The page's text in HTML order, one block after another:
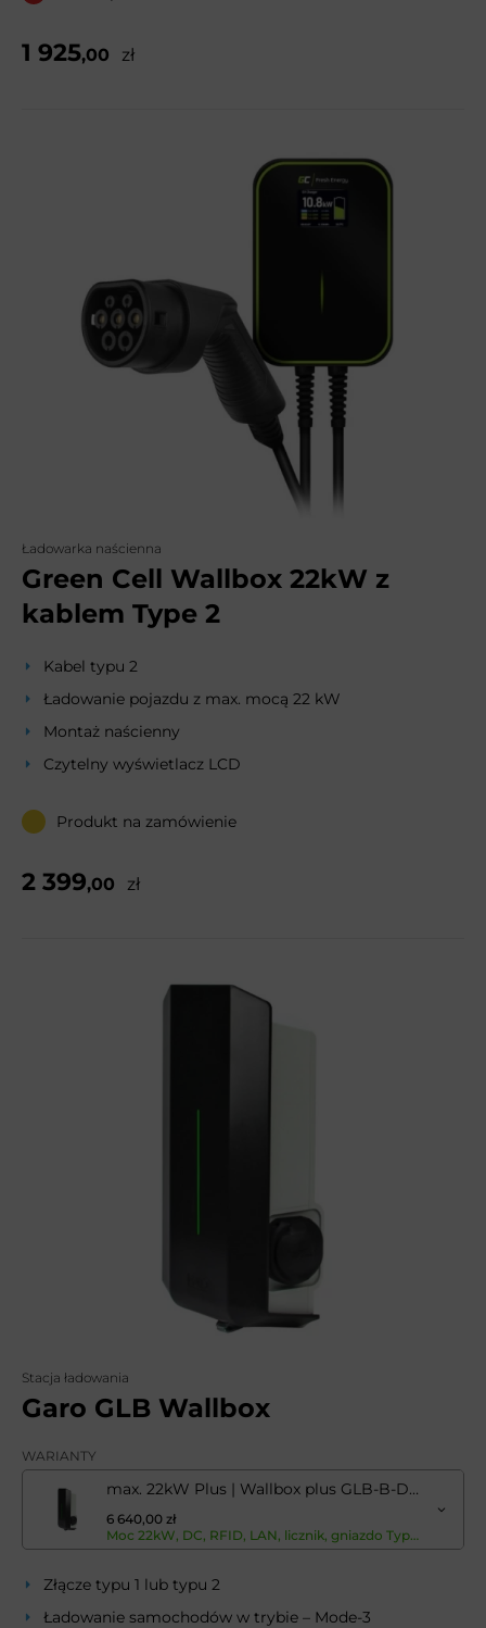
1 925,00 zł
Ładowarka naścienna
Green Cell Wallbox 22kW z
kablem Type 2
Kabel typu 2
Ładowanie pojazdu z max. mocą 22 kW
Montaż naścienny
Czytelny wyświetlacz LCD
Produkt na zamówienie
2 399,00 zł
Stacja ładowania
Garo GLB Wallbox
WARIANTY
max. 22kW Plus | Wallbox plus GLB-B-DCM-T222WO-R-LAN
6 640,00 zł
Moc 22kW, DC, RFID, LAN, licznik, gniazdo Typ2 - instalacja musi być doposażona w wyłącznik różnicowoprądowy typ A (RCD typ A) oraz wyłącznik nadmiarowo-prądowy (MCB).Moc 22kW, DC, RFID, LAN, licznik, gniazdo Typ2 - instalacja musi być doposażona w wyłącznik różnicowoprądowy typ A (RCD typ A) oraz wyłącznik nadmiarowo-prądowy (MCB).Moc 22kW, DC, RFID, LAN, licznik, gniazdo Typ2 - instalacja musi być doposażona w wyłącznik różnicowoprądowy typ A (RCD typ A) oraz wyłącznik nadmiarowo-prądowy (MCB).Moc 22kW, DC, RFID, LAN, licznik, gniazdo Typ2 - instalacja musi być doposażona w wyłącznik różnicowoprądowy typ A (RCD typ A) oraz wyłącznik nadmiarowo-prądowy (MCB).
Złącze typu 1 lub typu 2
Ładowanie samochodów w trybie – Mode-3